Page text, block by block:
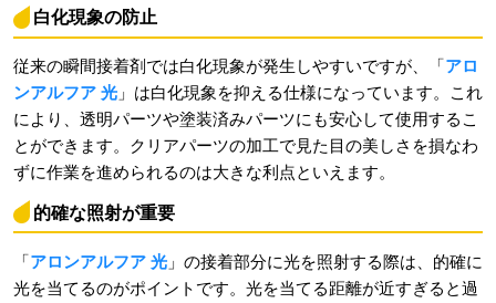
白化現象の防止
従来の瞬間接着剤では白化現象が発生しやすいですが、「アロ
ンアルフア 光」は白化現象を抑える仕様になっています。これ
により、透明パーツや塗装済みパーツにも安心して使用するこ
とができます。クリアパーツの加工で見た目の美しさを損なわ
ずに作業を進められるのは大きな利点といえます。
的確な照射が重要
「アロンアルフア 光」の接着部分に光を照射する際は、的確に
光を当てるのがポイントです。光を当てる距離が近すぎると過